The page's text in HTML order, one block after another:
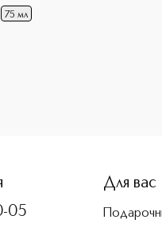
75 мл
05
Для вас